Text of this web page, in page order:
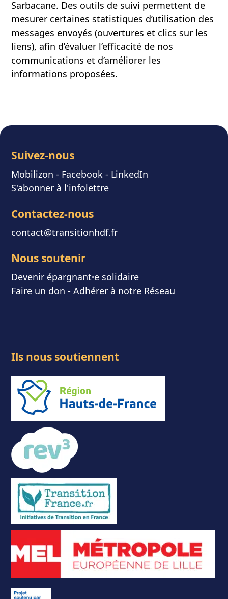
Sarbacane. Des outils de suivi permettent de
mesurer certaines statistiques d’utilisation des
messages envoyés (ouvertures et clics sur les
liens), afin d’évaluer l’efficacité de nos
communications et d’améliorer les
informations proposées.
Suivez-nous
Mobilizon - Facebook - LinkedIn
S'abonner à l'infolettre
Contactez-nous
contact@transitionhdf.fr
Nous soutenir
Devenir épargnant⸱e solidaire
Faire un don - Adhérer à notre Réseau
Ils nous soutiennent